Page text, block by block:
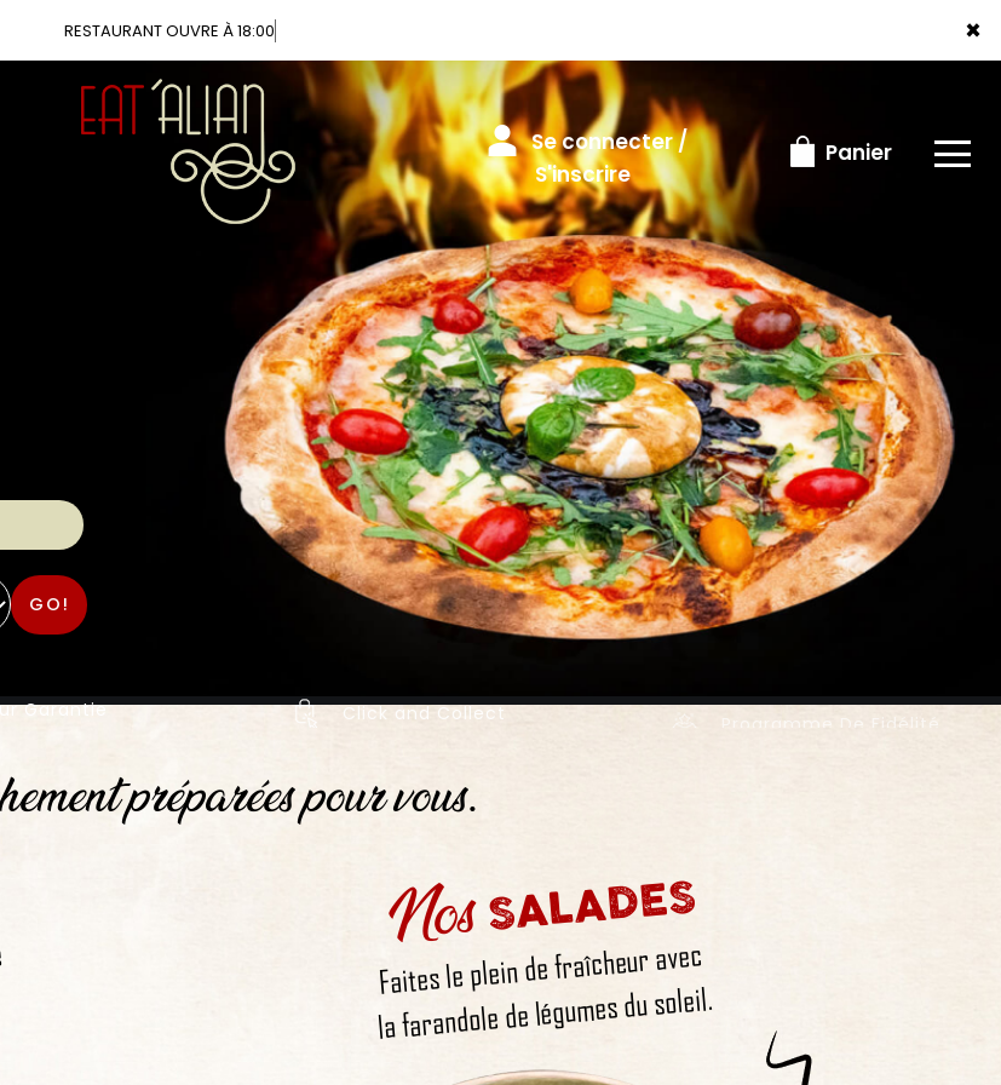
×
Vou
Se connecter /
S'inscrire
Panier
GO!
Garantie Click and Collect Programme De Fidélité
préparées pour vous.
NosSALADES
Faites le plein de fraîcheur avec
la farandole de légumes du soleil.